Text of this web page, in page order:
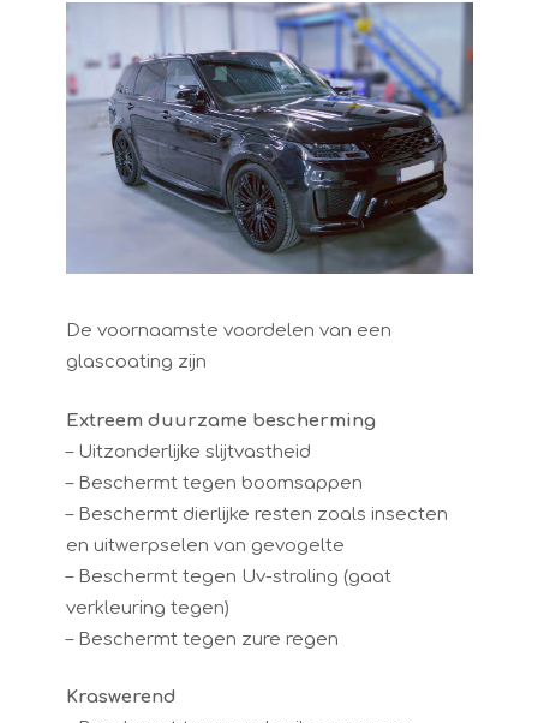
De voornaamste voordelen van een
glascoating zijn
Extreem duurzame bescherming
– Uitzonderlijke slijtvastheid
– Beschermt tegen boomsappen
– Beschermt dierlijke resten zoals insecten
en uitwerpselen van gevogelte
– Beschermt tegen Uv-straling (gaat
verkleuring tegen)
– Beschermt tegen zure regen
Kraswerend